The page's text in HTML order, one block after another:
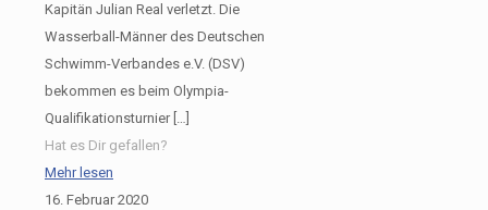
Kapitän Julian Real verletzt. Die
Wasserball-Männer des Deutschen
Schwimm-Verbandes e.V. (DSV)
bekommen es beim Olympia-
Qualifikationsturnier[…]
Hat es Dir gefallen?
Mehr lesen
16. Februar 2020